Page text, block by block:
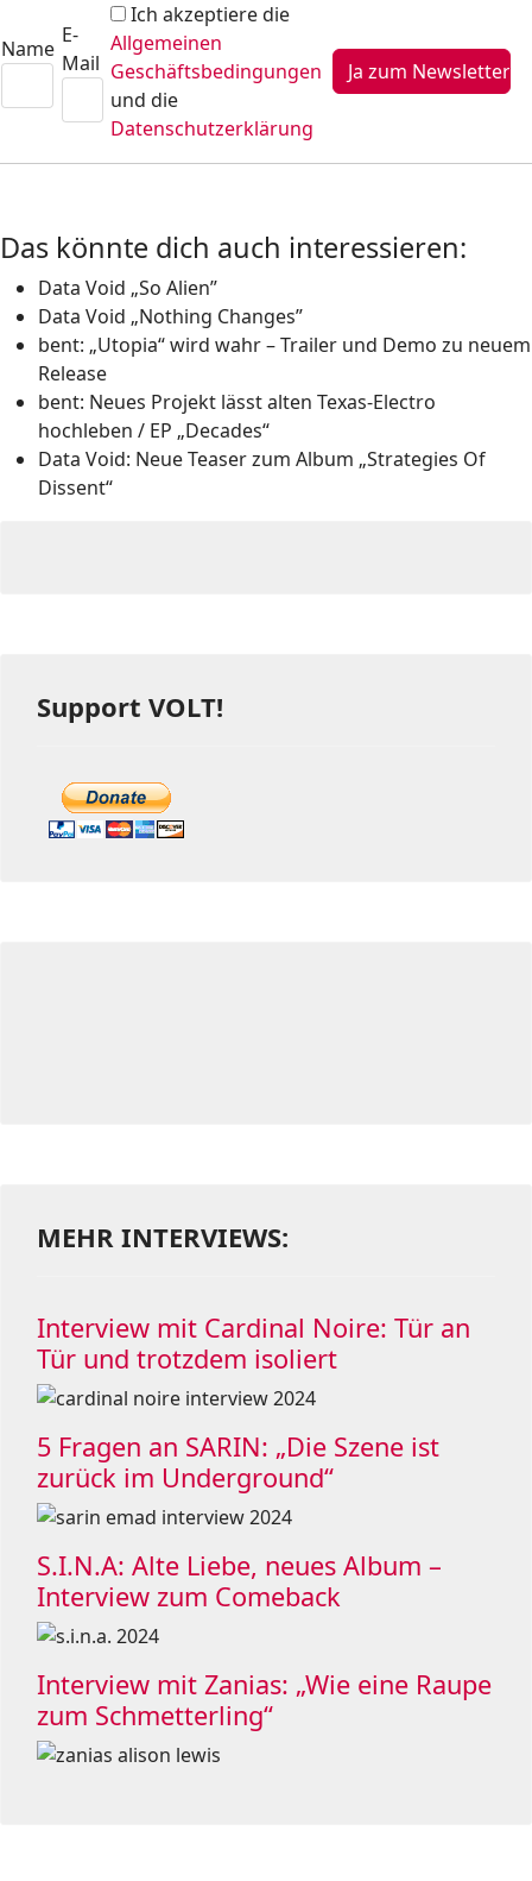
Name
E-
Mail
Ich akzeptiere die
Allgemeinen
Geschäftsbedingungen
und die
Datenschutzerklärung
Das könnte dich auch interessieren:
Data Void „So Alien”
Data Void „Nothing Changes”
bent: „Utopia“ wird wahr – Trailer und Demo zu neuem
Release
bent: Neues Projekt lässt alten Texas-Electro
hochleben / EP „Decades“
Data Void: Neue Teaser zum Album „Strategies Of
Dissent“
Support VOLT!
MEHR INTERVIEWS:
Interview mit Cardinal Noire: Tür an
Tür und trotzdem isoliert
5 Fragen an SARIN: „Die Szene ist
zurück im Underground“
S.I.N.A: Alte Liebe, neues Album –
Interview zum Comeback
Interview mit Zanias: „Wie eine Raupe
zum Schmetterling“